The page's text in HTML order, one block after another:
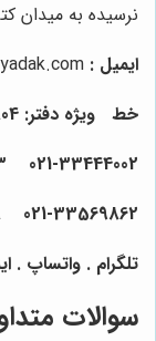
نرسیده به میدان
ایمیل :
خط ویژه دفتر: 34804-021
021-33444002 021-33444003
021-33569862
تلگرام . واتساپ .
سوالات